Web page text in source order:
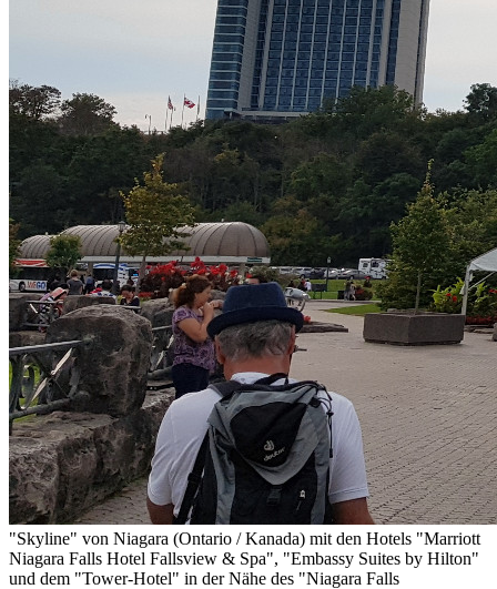
"Skyline" von Niagara (Ontario / Kanada) mit den Hotels "Marriott
Niagara Falls Hotel Fallsview & Spa", "Embassy Suites by Hilton"
und dem "Tower-Hotel" in der Nähe des "Niagara Falls